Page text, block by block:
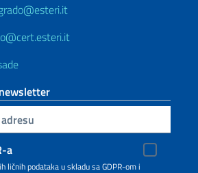
a
ličnih podataka u skladu sa GDPR-om i